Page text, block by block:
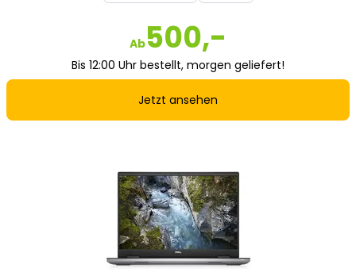
Ab500,-
Bis 12:00 Uhr bestellt, morgen geliefert!
Jetzt ansehen